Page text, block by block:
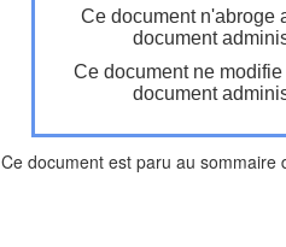
Ce document n'abroge
document
Ce document ne
document
Ce document est paru au sommaire